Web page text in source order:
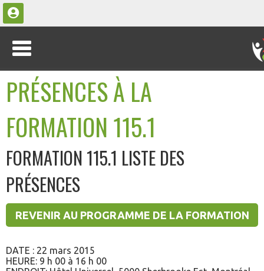
PRÉSENCES À LA
FORMATION 115.1
FORMATION 115.1 LISTE DES
PRÉSENCES
REVENIR AU PROGRAMME DE LA FORMATION
DATE : 22 mars 2015
HEURE: 9 h 00 à 16 h 00